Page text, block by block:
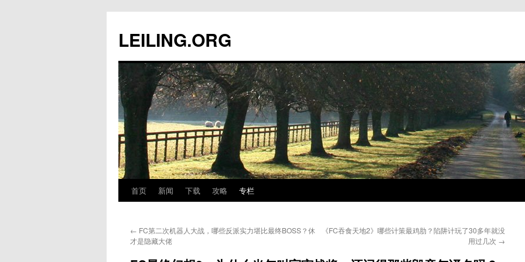
文
LEILING.ORG
首页 新闻 下载 攻略 专栏
← FC第二次机器人大战，哪些反派实力堪比最终BOSS？休
才是隐藏大佬
《FC吞食天地2》哪些计策最鸡肋？陷阱计玩了30多年就没
用过几次 →